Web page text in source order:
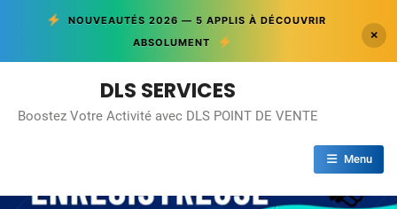
NOUVEAUTÉS 2026 — 5 APPLIS À DÉCOUVRIR
ABSOLUMENT
×
content
DLS SERVICES
Boostez Votre Activité avec DLS POINT DE VENTE
Menu